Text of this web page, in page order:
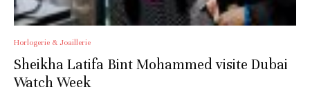
Horlogerie & Joaillerie
Sheikha Latifa Bint Mohammed visite Dubai
Watch Week